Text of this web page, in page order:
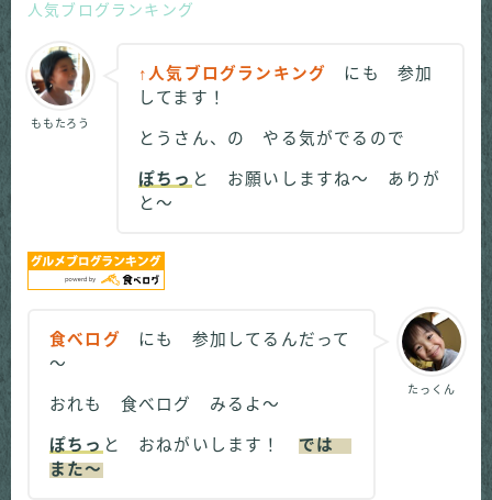
人気ブログランキング
ももたろう
↑人気ブログランキング
にも 参加
してます！
とうさん、の やる気がでるので
ぽちっ と お願いしますね～ ありが
と～
たっくん
食べログ
にも 参加してるんだって
～
おれも 食べログ みるよ～
ぽちっ と おねがいします！ では
また～